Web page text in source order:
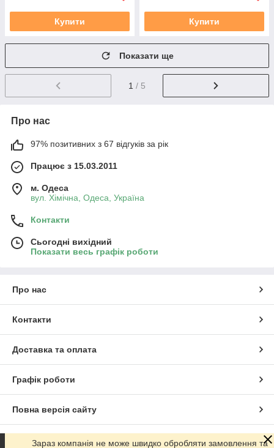
Купити Купити
Показати ще
1 / 5
Про нас
97% позитивних з 67 відгуків за рік
Працює з 15.03.2011
м. Одеса
вул. Хiмiчна, Одеса, Україна
Контакти
Сьогодні вихідний
Показати весь графік роботи
Про нас
Контакти
Доставка та оплата
Графік роботи
Повна версія сайту
Сайт створено на маркетплейсі Prom.ua
Зараз компанія не може швидко обробляти замовлення та